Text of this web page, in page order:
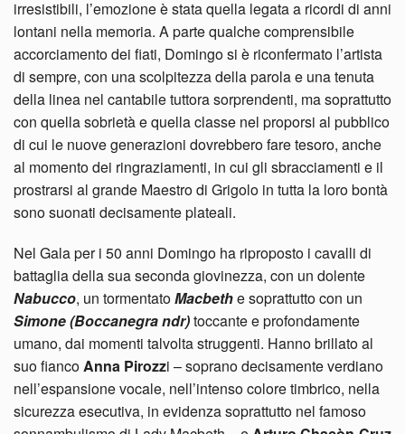
irresistibili, l’emozione è stata quella legata a ricordi di anni
lontani nella memoria. A parte qualche comprensibile
accorciamento dei fiati, Domingo si è riconfermato l’artista
di sempre, con una scolpitezza della parola e una tenuta
della linea nel cantabile tuttora sorprendenti, ma soprattutto
con quella sobrietà e quella classe nel proporsi al pubblico
di cui le nuove generazioni dovrebbero fare tesoro, anche
al momento dei ringraziamenti, in cui gli sbracciamenti e il
prostrarsi al grande Maestro di Grigolo in tutta la loro bontà
sono suonati decisamente plateali.
Nel Gala per i 50 anni Domingo ha riproposto i cavalli di
battaglia della sua seconda giovinezza, con un dolente
Nabucco, un tormentatoMacbethe soprattutto con un
Simone (Boccanegra ndr)toccante e profondamente
umano, dai momenti talvolta struggenti. Hanno brillato al
suo fiancoAnna Pirozzi – soprano decisamente verdiano
nell’espansione vocale, nell’intenso colore timbrico, nella
sicurezza esecutiva, in evidenza soprattutto nel famoso